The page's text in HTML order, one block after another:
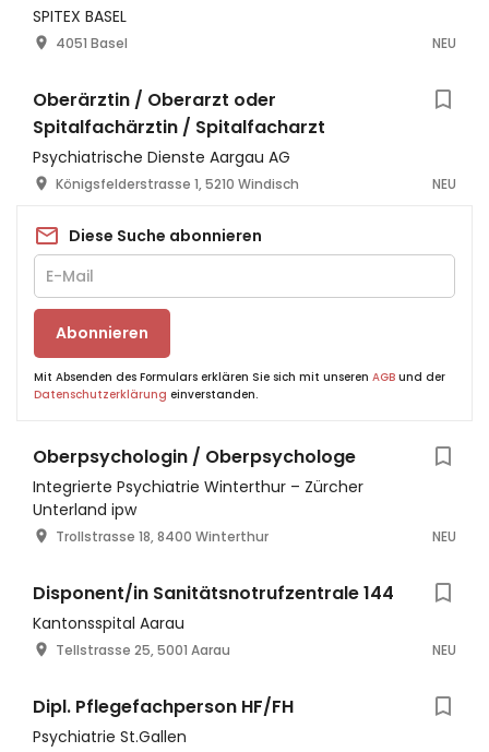
Onkologie, 50 % oder nach Abspr
SPITEX BASEL
4051 Basel NEU
Oberärztin / Oberarzt oder
Spitalfachärztin / Spitalfacharzt
Psychiatrische Dienste Aargau AG
Königsfelderstrasse 1, 5210 Windisch NEU
Diese Suche abonnieren
Abonnieren
Mit Absenden des Formulars erklären Sie sich mit unseren AGB und der
Datenschutzerklärung einverstanden.
Oberpsychologin / Oberpsychologe
Integrierte Psychiatrie Winterthur – Zürcher
Unterland ipw
Trollstrasse 18, 8400 Winterthur NEU
Disponent/in Sanitätsnotrufzentrale 144
Kantonsspital Aarau
Tellstrasse 25, 5001 Aarau NEU
Dipl. Pflegefachperson HF/FH
Psychiatrie St.Gallen